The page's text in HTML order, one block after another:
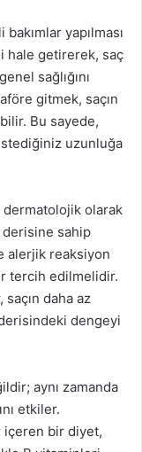
bakımlar yapılması
hale getirerek, saç
sağlığını
gitmek, saçın
Bu sayede,
istediğiniz uzunluğa
dermatolojik olarak
sahip
alerjik reaksiyon
tercih edilmelidir.
daha az
dengeyi
aynı zamanda
etkiler.
içeren bir diyet,